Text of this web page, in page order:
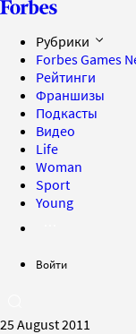
Рубрики
Forbes Games
Рейтинги
Франшизы
Подкасты
Видео
Life
Woman
Sport
Young
Войти
25 August 2011